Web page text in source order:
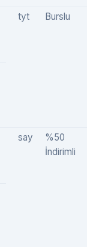
tyt Burslu
say
%50
İndirimli